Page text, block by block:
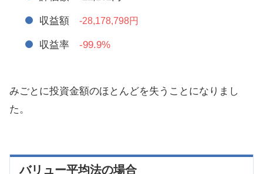
収益額 -28,178,798円
収益率 -99.9%
みごとに投資金額のほとんどを失うことになりまし
た。
バリュー平均法の場合